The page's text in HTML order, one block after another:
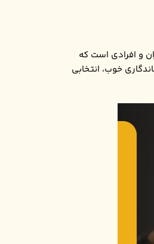
و افرادی است که
خوب، انتخابی